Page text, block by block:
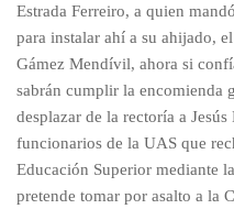
Estrada Ferreiro, a quien
para instalar ahí a su ahijado,
Gámez Mendívil, ahora si
sabrán cumplir la encomienda
desplazar de la rectoría a
funcionarios de la UAS que
Educación Superior mediante
pretende tomar por asalto a la